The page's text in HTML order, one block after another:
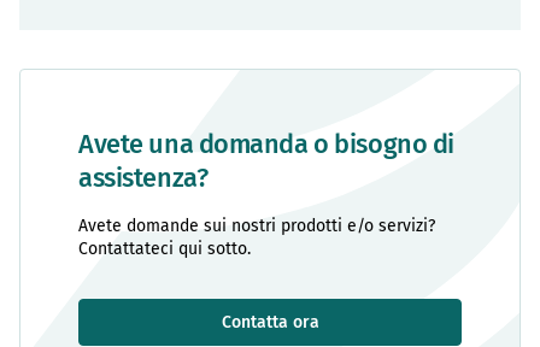
Avete una domanda o bisogno di
assistenza?
Avete domande sui nostri prodotti e/o servizi?
Contattateci qui sotto.
Contatta ora